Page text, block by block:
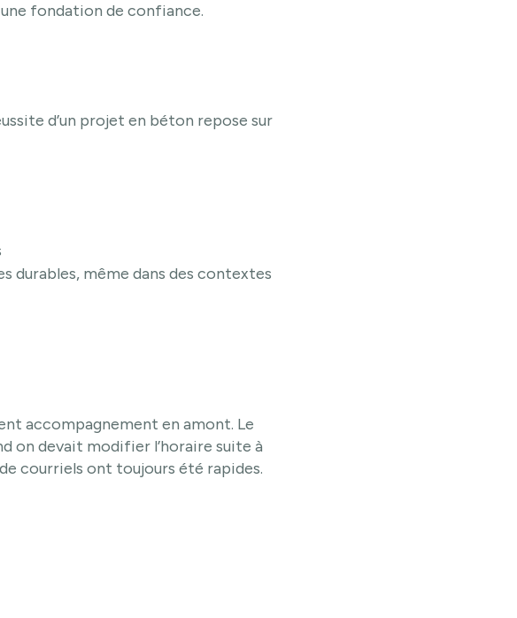
fondation de confiance.
d’un projet en béton repose sur
durables, même dans des contextes
accompagnement en amont. Le
on devait modifier l’horaire suite à
courriels ont toujours été rapides.